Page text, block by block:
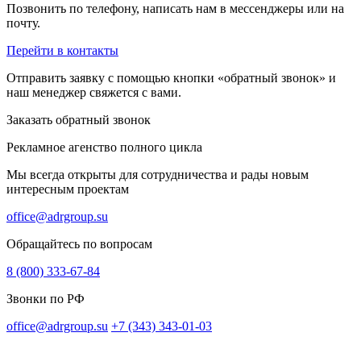
Позвонить по телефону, написать нам в мессенджеры или на
почту.
Перейти в контакты
Отправить заявку с помощью кнопки «обратный звонок» и
наш менеджер свяжется с вами.
Заказать обратный звонок
Рекламное агенство полного цикла
Мы всегда открыты для сотрудничества и рады новым
интересным проектам
office@adrgroup.su
Обращайтесь по вопросам
8 (800) 333-67-84
Звонки по РФ
office@adrgroup.su +7 (343) 343-01-03